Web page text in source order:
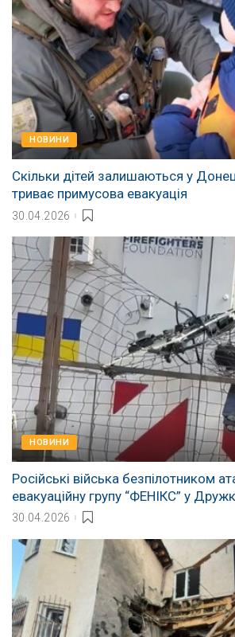
НОВИНИ
Скільки дітей залишаються у
триває примусова евакуація
30.04.2026
НОВИНИ
Російські війська безпілотником
евакуаційну групу “ФЕНІКС” у
30.04.2026